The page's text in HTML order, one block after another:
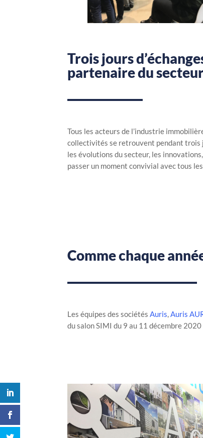
Trois jours
partenaire du
Tous les acteurs de l’industrie
collectivités se retrouvent pendant trois
les évolutions du secteur, les
passer un moment convivial avec tous
Comme chaque
Les équipes des sociétésAuris,Auris
du salon SIMI du 9 au 11 décembre 2020